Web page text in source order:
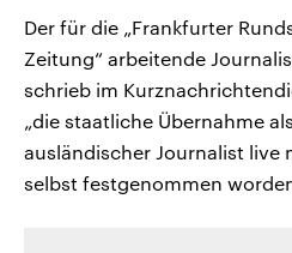
Der für die „Frankfurter
Zeitung“ arbeitende
schrieb im
„die staatliche Übernahme
ausländischer Journalist live
selbst festgenommen